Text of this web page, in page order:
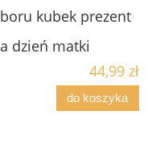
kubek prezent
dzień matki
44,99 zł
do koszyka